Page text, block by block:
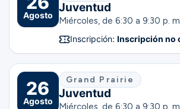
Agosto
Juventud
Miércoles, de 6:30 a 9:30 p.
Inscripción: Inscripción no
26
Agosto
Grand Prairie
Juventud
Miércoles, de 6:30 a 9:30 p.